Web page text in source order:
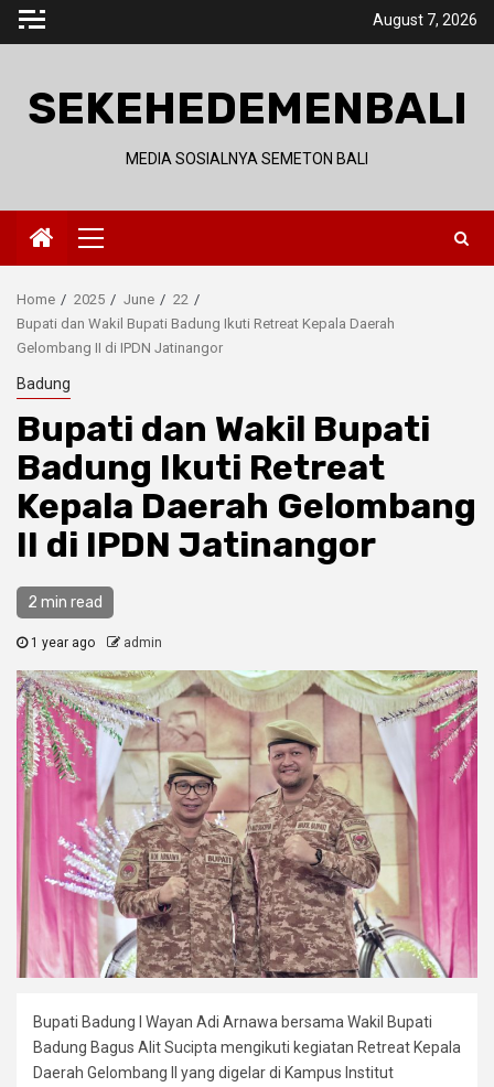
Skip
August 7, 2026
SEKEHEDEMENBALI
MEDIA SOSIALNYA SEMETON BALI
Primary
Menu
Home 2025 June
22
Bupati dan Wakil Bupati Badung Ikuti Retreat Kepala Daerah
Gelombang II di IPDN Jatinangor
Badung
Bupati dan Wakil Bupati
Badung Ikuti Retreat
Kepala Daerah Gelombang
II di IPDN Jatinangor
2 min read
1 year ago admin
Bupati Badung I Wayan Adi Arnawa bersama Wakil Bupati
Badung Bagus Alit Sucipta mengikuti kegiatan Retreat Kepala
Daerah Gelombang II yang digelar di Kampus Institut